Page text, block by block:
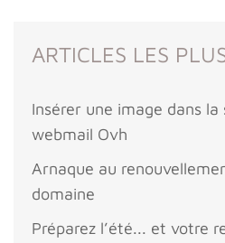
ARTICLES LES
Insérer une image dans la
webmail Ovh
Arnaque au
domaine
Préparez l’été... et votre